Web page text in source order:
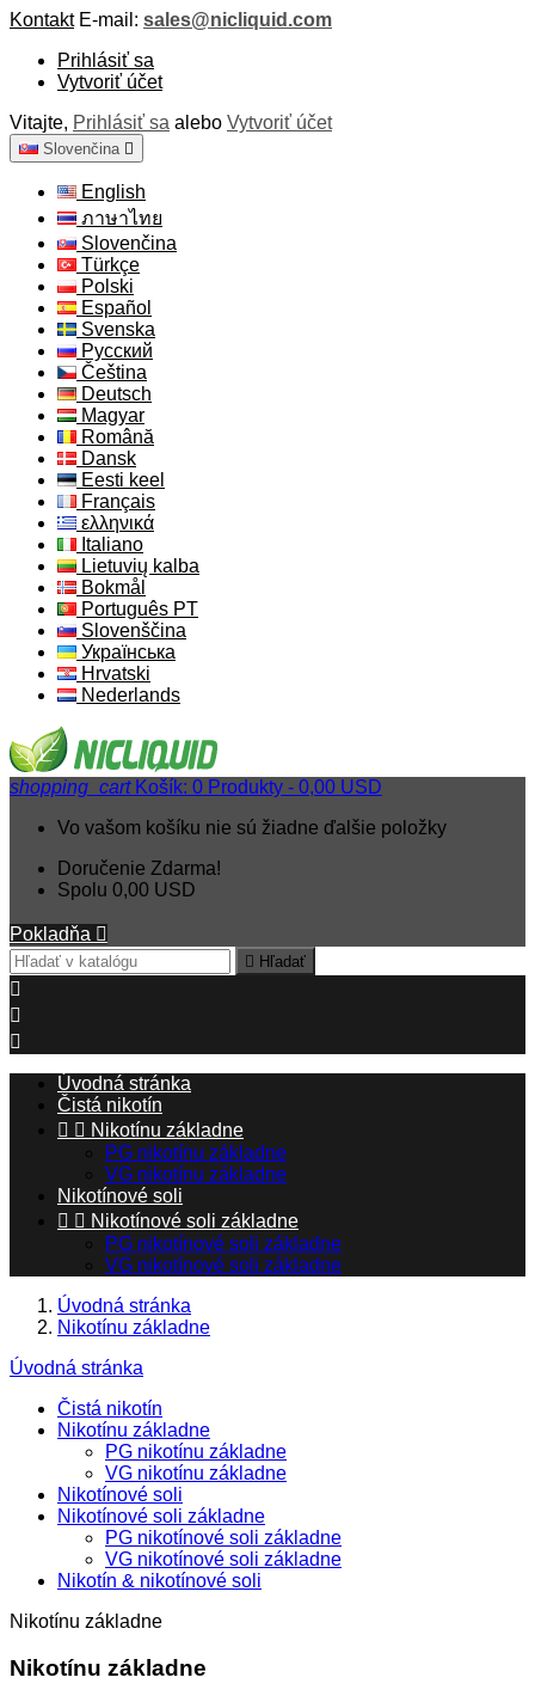
Kontakt E-mail: sales@nicliquid.com
Prihlásiť sa
Vytvoriť účet
Vitajte, Prihlásiť sa alebo Vytvoriť účet
Slovenčina 
English
ภาษาไทย
Slovenčina
Türkçe
Polski
Español
Svenska
Русский
Čeština
Deutsch
Magyar
Română
Dansk
Eesti keel
Français
ελληνικά
Italiano
Lietuvių kalba
Bokmål
Português PT
Slovenščina
Українська
Hrvatski
Nederlands
shopping_cart Košík: 0 Produkty - 0,00 USD
Vo vašom košíku nie sú žiadne ďalšie položky
Doručenie Zdarma!
Spolu 0,00 USD
Pokladňa 
 Hľadať



Úvodná stránka
Čistá nikotín
  Nikotínu základne
PG nikotínu základne
VG nikotínu základne
Nikotínové soli
  Nikotínové soli základne
PG nikotínové soli základne
VG nikotínové soli základne
Úvodná stránka
Nikotínu základne
Úvodná stránka
Čistá nikotín
Nikotínu základne
PG nikotínu základne
VG nikotínu základne
Nikotínové soli
Nikotínové soli základne
PG nikotínové soli základne
VG nikotínové soli základne
Nikotín & nikotínové soli
Nikotínu základne
Nikotínu základne